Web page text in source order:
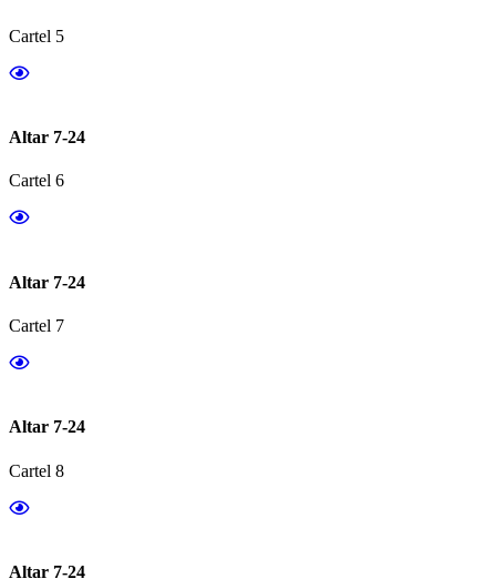
Cartel 5
Altar 7-24
Cartel 6
Altar 7-24
Cartel 7
Altar 7-24
Cartel 8
Altar 7-24